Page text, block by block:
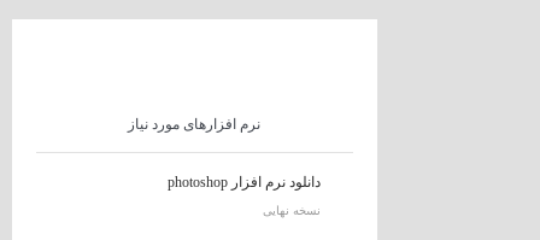
نرم افزارهای مورد نیاز
دانلود نرم افزار photoshop
نسخه نهایی